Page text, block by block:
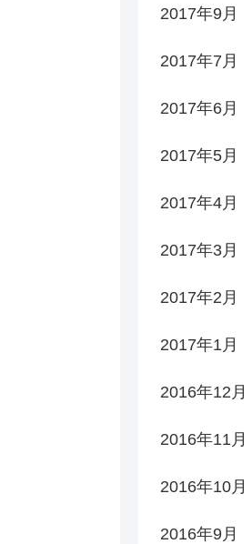
2017年9月
2017年7月
2017年6月
2017年5月
2017年4月
2017年3月
2017年2月
2017年1月
2016年12月
2016年11月
2016年10月
2016年9月